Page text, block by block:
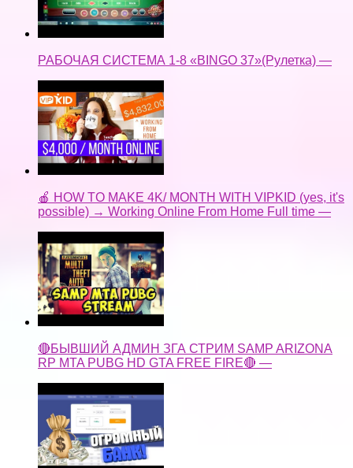
РАБОЧАЯ СИСТЕМА 1-8 «BINGO 37»(Рулетка) —
🍎 HOW TO MAKE 4K/ MONTH WITH VIPKID (yes, it's
possible) → Working Online From Home Full time —
🔴БЫВШИЙ АДМИН ЗГА СТРИМ SAMP ARIZONA
RP MTA PUBG HD GTA FREE FIRE🔴 —